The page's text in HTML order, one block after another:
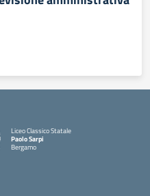
Liceo Classico Statale
Paolo Sarpi
Bergamo
— Visita la pagina iniziale della scuola